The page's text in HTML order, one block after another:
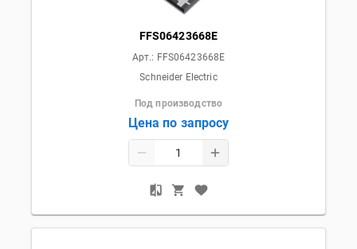
FFS06423668E
Арт.: FFS06423668E
Schneider Electric
Под производство
Цена по запросу